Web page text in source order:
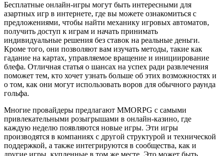
Бесплатные онлайн-игры могут быть интересными для
азартных игр в интернете, где вы можете ознакомиться с
предложениями, чтобы найти механику игровых автоматов,
получить доступ к играм и начать принимать
индивидуальные решения без ставок на реальные деньги.
Кроме того, они позволяют вам изучать методы, такие как
гадание на картах, управляемое вращение и инициирование
блефа. Отличная статья о шансах на успех ради развлечения
поможет тем, кто хочет узнать больше об этих возможностях и
о том, как они могут использовать воров для обычного раунда
гольфа.
Многие провайдеры предлагают MMORPG с самыми
привлекательными розыгрышами в онлайн-казино, где
каждую неделю появляются новые игры. Эти игры
производятся в компаниях с другой структурой и технической
поддержкой, а также интегрируются в сообщества, как и